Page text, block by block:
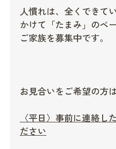
人慣れは、全くできて
かけて「たまみ」のペ
ご家族を募集中です。
お見合いをご希望の方は
〈平日〉事前に連絡し
ださい